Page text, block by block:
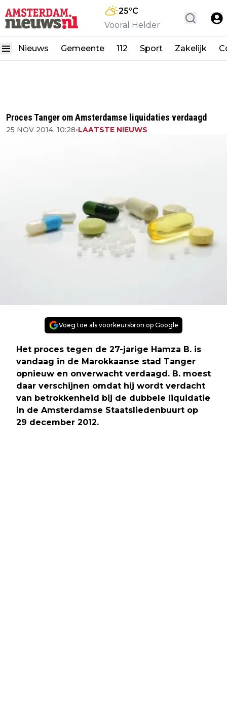
25°C
Vooral Helder
Nieuws Gemeente 112 Sport Zakelijk
Proces Tanger om Amsterdamse liquidaties verdaagd
25 NOV 2014, 10:28•LAATSTE NIEUWS
Voeg toe als voorkeursbron op Google
Het proces tegen de 27-jarige Hamza B. is
vandaag in de Marokkaanse stad Tanger
opnieuw en onverwacht verdaagd. B. moest
daar verschijnen omdat hij wordt verdacht
van betrokkenheid bij de dubbele liquidatie
in de Amsterdamse Staatsliedenbuurt op
29 december 2012.